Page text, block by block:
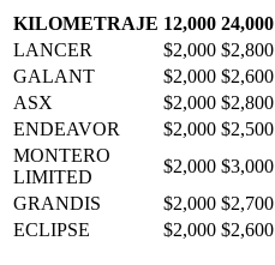
KILOMETRAJE 12,000 24,000
LANCER
$2,000 $2,800
GALANT
$2,000 $2,600
ASX
$2,000 $2,800
ENDEAVOR
$2,000 $2,500
MONTERO
LIMITED
$2,000 $3,000
GRANDIS
$2,000 $2,700
ECLIPSE
$2,000 $2,600